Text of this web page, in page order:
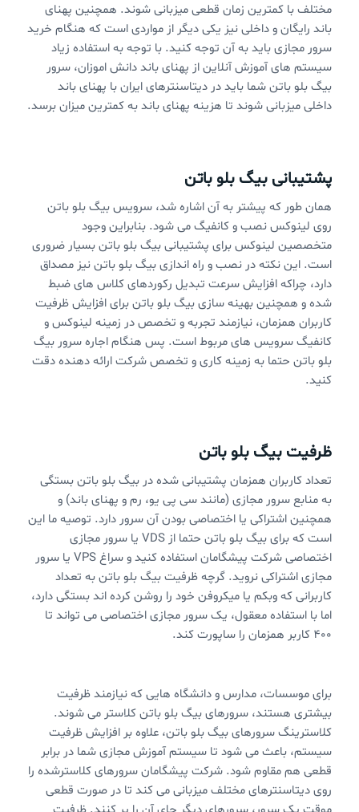
مختلف با کمترین زمان قطعی میزبانی شوند. همچنین پهنای
باند رایگان و داخلی نیز یکی دیگر از مواردی است که هنگام خرید
سرور مجازی باید به آن توجه کنید. با توجه به استفاده زیاد
سیستم های آموزش آنلاین از پهنای باند دانش اموزان، سرور
بیگ بلو باتن شما باید در دیتاسنترهای ایران با پهنای باند
داخلی میزبانی شوند تا هزینه پهنای باند به کمترین میزان برسد.
پشتیبانی بیگ بلو باتن
همان طور که پیشتر به آن اشاره شد، سرویس بیگ بلو باتن
روی لینوکس نصب و کانفیگ می شود. بنابراین وجود
متخصصین لینوکس برای پشتیبانی بیگ بلو باتن بسیار ضروری
است. این نکته در نصب و راه اندازی بیگ بلو باتن نیز مصداق
دارد، چراکه افزایش سرعت تبدیل رکوردهای کلاس های ضبط
شده و همچنین بهینه سازی بیگ بلو باتن برای افزایش ظرفیت
کاربران همزمان، نیازمند تجربه و تخصص در زمینه لینوکس و
کانفیگ سرویس های مربوط است. پس هنگام اجاره سرور بیگ
بلو باتن حتما به زمینه کاری و تخصص شرکت ارائه دهنده دقت
کنید.
ظرفیت بیگ بلو باتن
تعداد کاربران همزمان پشتیبانی شده در بیگ بلو باتن بستگی
به منابع سرور مجازی (مانند سی پی یو، رم و پهنای باند) و
همچنین اشتراکی یا اختصاصی بودن آن سرور دارد. توصیه ما این
است که برای بیگ بلو باتن حتما از VDS یا سرور مجازی
اختصاصی شرکت پیشگامان استفاده کنید و سراغ VPS یا سرور
مجازی اشتراکی نروید. گرچه ظرفیت بیگ بلو باتن به تعداد
کاربرانی که وبکم یا میکروفن خود را روشن کرده اند بستگی دارد،
اما با استفاده معقول، یک سرور مجازی اختصاصی می تواند تا
۴۰۰ کاربر همزمان را ساپورت کند.
برای موسسات، مدارس و دانشگاه هایی که نیازمند ظرفیت
بیشتری هستند، سرورهای بیگ بلو باتن کلاستر می شوند.
کلاسترینگ سرورهای بیگ بلو باتن، علاوه بر افزایش ظرفیت
سیستم، باعث می شود تا سیستم آموزش مجازی شما در برابر
قطعی هم مقاوم شود. شرکت پیشگامان سرورهای کلاسترشده را
روی دیتاسنترهای مختلف میزبانی می کند تا در صورت قطعی